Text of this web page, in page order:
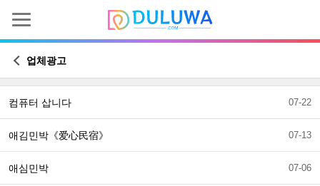
업체광고
컴퓨터 삽니다 07-22
애김민박《爱心民宿》 07-13
애심민박 07-06